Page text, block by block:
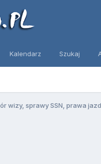
Kalendarz Szukaj
wizy, sprawy SSN, prawa